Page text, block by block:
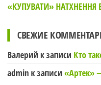
«КУПУВАТИ» НАТХНЕННЯ
СВЕЖИЕ
Валерий к записи Кто
admin к записи «Артек»